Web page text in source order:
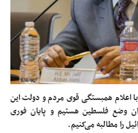
اعلام همبستگی قوی مردم و دولت این
وضع فلسطین هستیم و پایان فوری
را مطالبه می‌کنیم.